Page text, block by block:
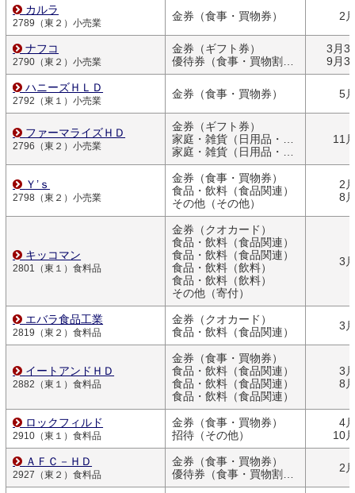
カルラ
2789（東２）小売業
金券（食事・買物券） 2
ナフコ
2790（東２）小売業
金券（ギフト券）
優待券（食事・買物割引券）
3月
9月
ハニーズＨＬＤ
2792（東１）小売業
金券（食事・買物券） 5
ファーマライズＨＤ
2796（東２）小売業
金券（ギフト券）
家庭・雑貨（日用品・文房具）
家庭・雑貨（日用品・文房具）
11
Ｙ’ｓ
2798（東２）小売業
金券（食事・買物券）
食品・飲料（食品関連）
その他（その他）
2
8
キッコマン
2801（東１）食料品
金券（クオカード）
食品・飲料（食品関連）
食品・飲料（食品関連）
食品・飲料（飲料）
食品・飲料（飲料）
その他（寄付）
3
エバラ食品工業
2819（東２）食料品
金券（クオカード）
食品・飲料（食品関連）
3
イートアンドＨＤ
2882（東１）食料品
金券（食事・買物券）
食品・飲料（食品関連）
食品・飲料（食品関連）
食品・飲料（食品関連）
3
8
ロックフィルド
2910（東１）食料品
金券（食事・買物券）
招待（その他）
4
10
ＡＦＣ－ＨＤ
2927（東２）食料品
金券（食事・買物券）
優待券（食事・買物割引券）
2